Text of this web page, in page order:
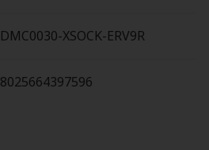
DMC0030-XSOCK-ERV9R
8025664397596